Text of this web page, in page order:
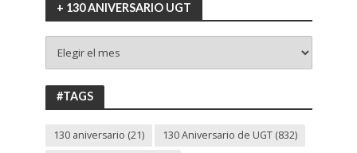
+ 130 ANIVERSARIO UGT
130
ANIVERSARIO
UGT
#TAGS
130 aniversario (21) 130 Aniversario de UGT(832)